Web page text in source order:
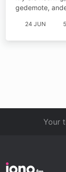
gedemote,
24 JUN
Your